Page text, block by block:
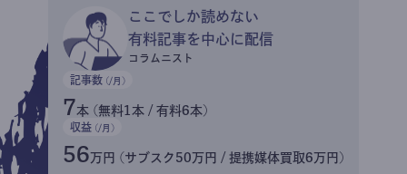
ここでしか読めない
有料記事を中心に配信
コラムニスト
記事数 (/月)
7本 (無料1本 / 有料6本)
収益 (/月)
56万円 (サブスク50万円 / 提携媒体買取6万円)